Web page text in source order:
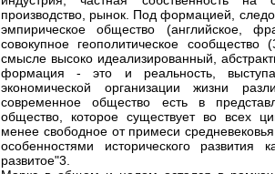
производство, рынок. Под формацией,
эмпирическое общество (английское,
совокупное геополитическое
смысле высоко идеализированный,
формация - это и реальность,
экономической организации жизни
современное общество есть в
общество, которое существует во всех
менее свободное от примеси
особенностями исторического
развитое"3.